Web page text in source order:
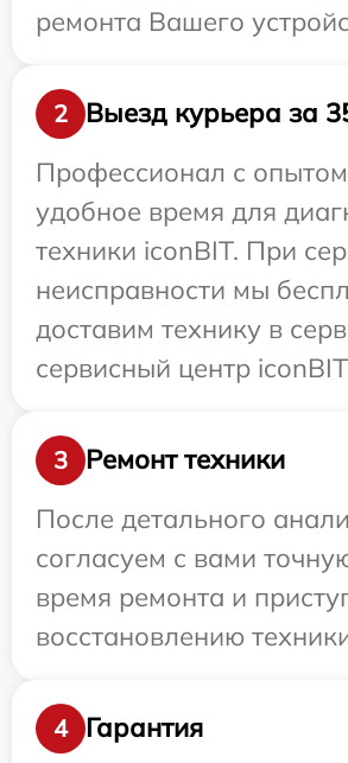
ремонта Вашего
2
Выезд курьера за
Профессионал с
удобное время для
техники iconBIT. При
неисправности мы
доставим технику в
сервисный центр
3
Ремонт техники
После детального
согласуем с вами
время ремонта и
восстановлению
4 Гарантия